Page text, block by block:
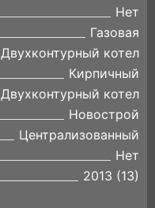
Нет
Газовая
Двухконтурный котел
Кирпичный
Двухконтурный котел
Новострой
Централизованный
Нет
2013 (13)